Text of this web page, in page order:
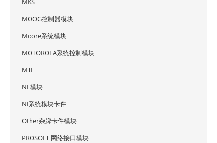
MKS
MOOG控制器模块
Moore系统模块
MOTOROLA系统控制模块
MTL
NI 模块
NI系统模块卡件
Other杂牌卡件模块
PROSOFT 网络接口模块